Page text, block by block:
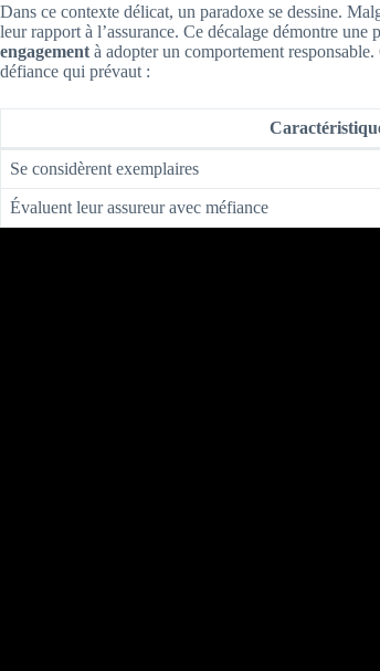
Dans ce contexte délicat, un paradoxe se dessine.
leur rapport à l’assurance. Ce décalage démontre
engagement à adopter un comportement
défiance qui prévaut :
Se considèrent exemplaires
Évaluent leur assureur avec méfiance